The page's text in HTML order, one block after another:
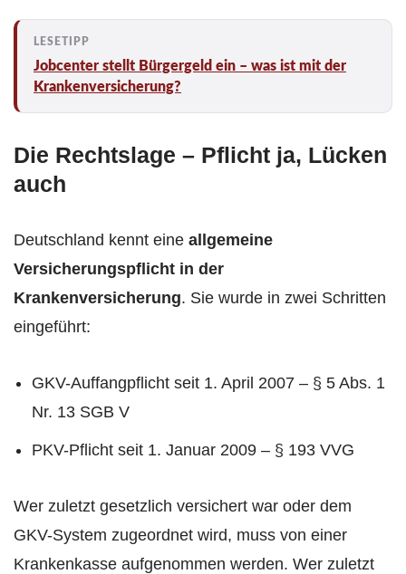
Jobcenter stellt Bürgergeld ein – was ist mit der
Krankenversicherung?
Die Rechtslage – Pflicht ja, Lücken
auch
Deutschland kennt eine allgemeine
Versicherungspflicht in der
Krankenversicherung. Sie wurde in zwei Schritten
eingeführt:
GKV-Auffangpflicht seit 1. April 2007 – § 5 Abs. 1
Nr. 13 SGB V
PKV-Pflicht seit 1. Januar 2009 – § 193 VVG
Wer zuletzt gesetzlich versichert war oder dem
GKV-System zugeordnet wird, muss von einer
Krankenkasse aufgenommen werden. Wer zuletzt